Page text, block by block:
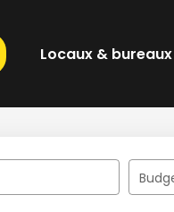
Locaux & bureaux